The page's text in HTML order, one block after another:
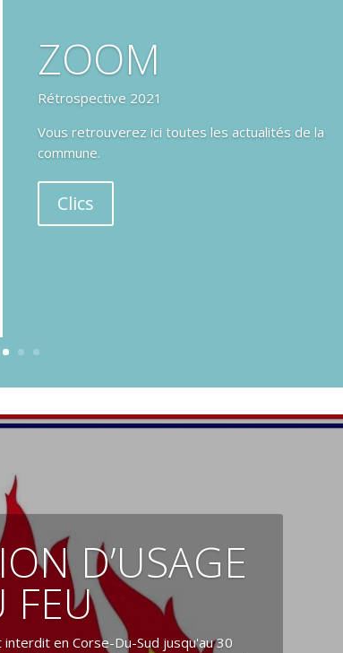
ZOOM
Rétrospective 2021
Vous retrouverez ici toutes les actualités de la
commune.
Clics
D’USAGE
FEU
en Corse-Du-Sud jusqu'au 30